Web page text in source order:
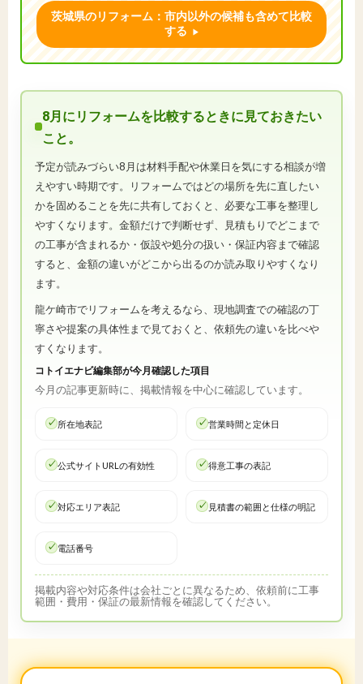
茨城県のリフォーム：市内以外の候補も含めて比較
する
8月にリフォームを比較するときに見ておきたい
こと。
予定が読みづらい8月は材料手配や休業日を気にする相談が増
えやすい時期です。リフォームではどの場所を先に直したい
かを固めることを先に共有しておくと、必要な工事を整理し
やすくなります。金額だけで判断せず、見積もりでどこまで
の工事が含まれるか・仮設や処分の扱い・保証内容まで確認
すると、金額の違いがどこから出るのか読み取りやすくなり
ます。
龍ケ崎市でリフォームを考えるなら、現地調査での確認の丁
寧さや提案の具体性まで見ておくと、依頼先の違いを比べや
すくなります。
コトイエナビ編集部が今月確認した項目
今月の記事更新時に、掲載情報を中心に確認しています。
所在地表記 営業時間と定休日
公式サイトURLの有効性 得意工事の表記
対応エリア表記 見積書の範囲と仕様の明記
電話番号
掲載内容や対応条件は会社ごとに異なるため、依頼前に工事
範囲・費用・保証の最新情報を確認してください。